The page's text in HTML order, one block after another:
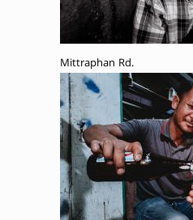
Mittraphan Rd.